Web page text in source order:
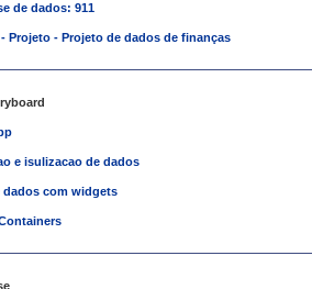
de dados: 911
- Projeto - Projeto de dados de finanças
e isulizacao de dados
dados com widgets